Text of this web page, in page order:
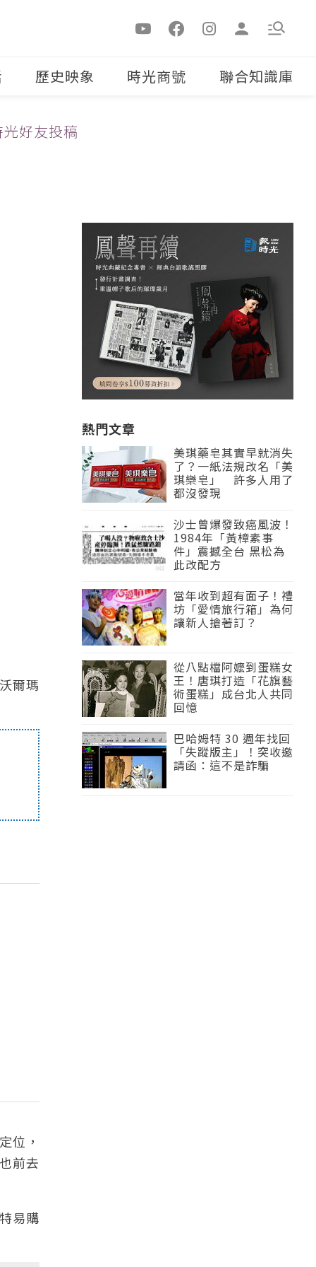
歷史映象 時光商號 聯合知識庫
光好友投稿
爾瑪
位，
前去
易購
熱門文章
美琪藥皂其實早就消失
了？一紙法規改名「美
琪樂皂」 許多人用了
都沒發現
沙士曾爆發致癌風波！
1984年「黃樟素事
件」震撼全台 黑松為
此改配方
當年收到超有面子！禮
坊「愛情旅行箱」為何
讓新人搶著訂？
從八點檔阿嬤到蛋糕女
王！唐琪打造「花旗藝
術蛋糕」成台北人共同
回憶
巴哈姆特 30 週年找回
「失蹤版主」！突收邀
請函：這不是詐騙